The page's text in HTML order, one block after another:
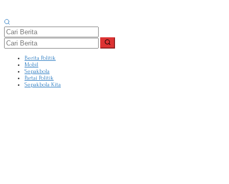
Berita Politik
Mobil
Sepakbola
Partai Politik
Sepakbola Kita